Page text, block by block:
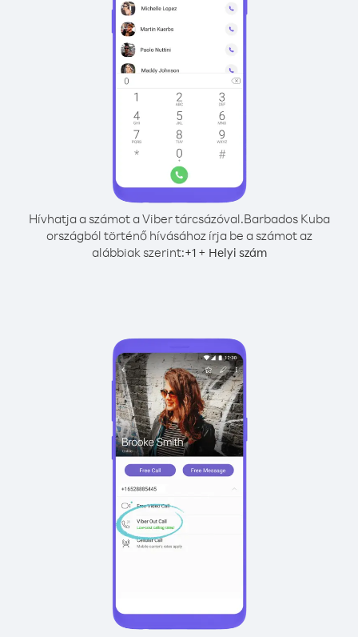
Hívhatja a számot a Viber tárcsázóval.Barbados Kuba
országból történő hívásához írja be a számot az
alábbiak szerint:+1+ Helyi szám